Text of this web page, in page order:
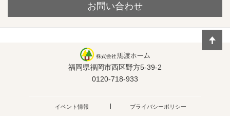
お問い合わせ
福岡県福岡市西区野方5-39-2
0120-718-933
イベント情報 プライバシーポリシー